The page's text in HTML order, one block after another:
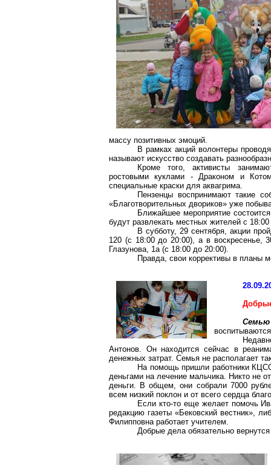
массу позитивных эмоций.
В рамках акций волонтеры
называют искусство создавать
Кроме того, активисты
ростовыми куклами - Драконом и
специальные краски для аквагрима.
Пензенцы воспринимают такие
«Благотворительных двориков» уже
Ближайшее мероприятие
будут развлекать местных жителей с
В субботу, 29 сентября, акции
120 (с 18:00 до 20:00), а в воскресенье,
Глазунова, 1а (с 18:00 до 20:00).
Правда, свои коррективы в планы
Семью
Антонов. Он находится сейчас в
денежных затрат. Семья не располагает
На помощь пришли работники
деньгами на лечение мальчика. Никто не
деньги. В общем, они собрали 7000
всем низкий поклон и от всего сердца
Если кто-то еще желает помочь
редакцию газеты «Бековский вестник»,
Филипповна работает учителем.
Добрые дела обязательно